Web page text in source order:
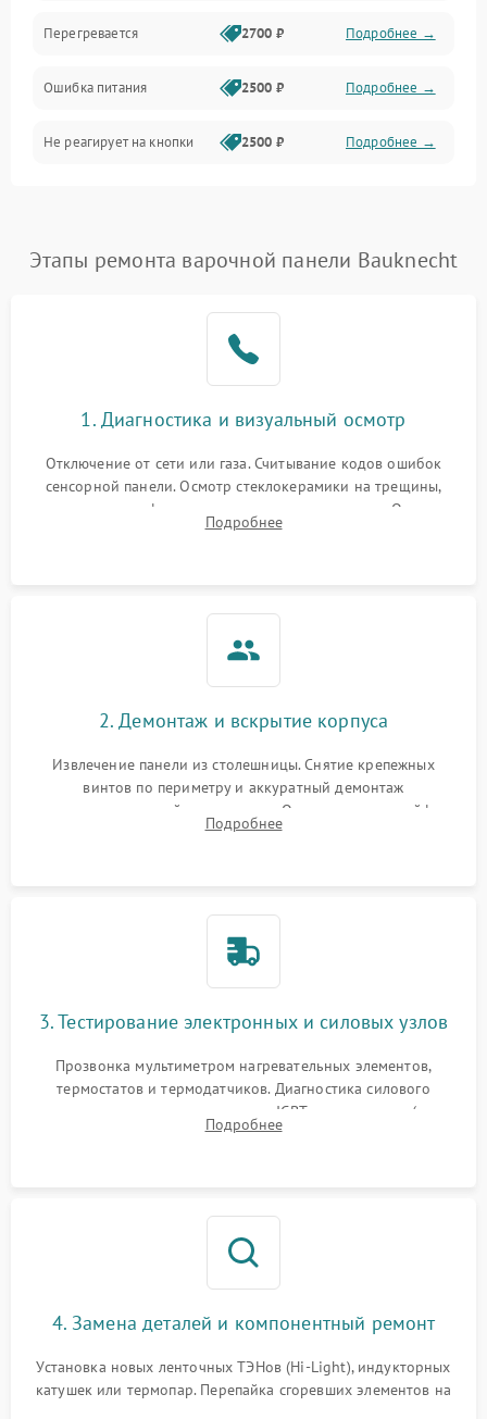
Перегревается 2700 ₽ Подробнее →
Ошибка питания 2500 ₽ Подробнее →
Не реагирует на кнопки 2500 ₽ Подробнее →
Этапы ремонта варочной панели Bauknecht
1. Диагностика и визуальный осмотр
Отключение от сети или газа. Считывание кодов ошибок
сенсорной панели. Осмотр стеклокерамики на трещины,
проверка конфорок на равномерность нагрева. Опрос
клиента о симптомах (не включается, не видит посуду,
Подробнее
2. Демонтаж и вскрытие корпуса
Извлечение панели из столешницы. Снятие крепежных
винтов по периметру и аккуратный демонтаж
стеклокерамической поверхности. Отсоединение шлейфов
сенсорного блока для доступа к силовым платам, катушкам
Подробнее
3. Тестирование электронных и силовых узлов
Прозвонка мультиметром нагревательных элементов,
термостатов и термодатчиков. Диагностика силового
модуля, реле, диодных мостов и IGBT-транзисторов (для
индукции). Проверка кранов и газ-контроля (для газовых
Подробнее
4. Замена деталей и компонентный ремонт
Установка новых ленточных ТЭНов (Hi-Light), индукторных
катушек или термопар. Перепайка сгоревших элементов на